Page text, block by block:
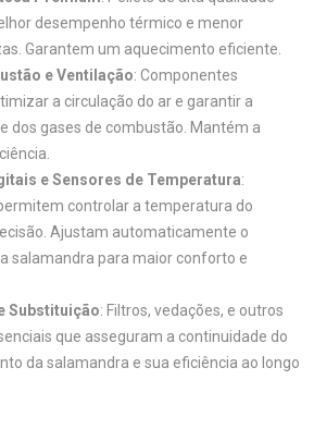
desempenho térmico e menor
Garantem um aquecimento eficiente.
e Ventilação: Componentes
a circulação do ar e garantir a
dos gases de combustão. Mantém a
e Sensores de Temperatura:
controlar a temperatura do
Ajustam automaticamente o
salamandra para maior conforto e
Substituição: Filtros, vedações, e outros
que asseguram a continuidade do
da salamandra e sua eficiência ao longo